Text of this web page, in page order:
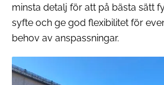
minsta detalj för att på bästa sätt
syfte och ge god flexibilitet för
behov av anspassningar.